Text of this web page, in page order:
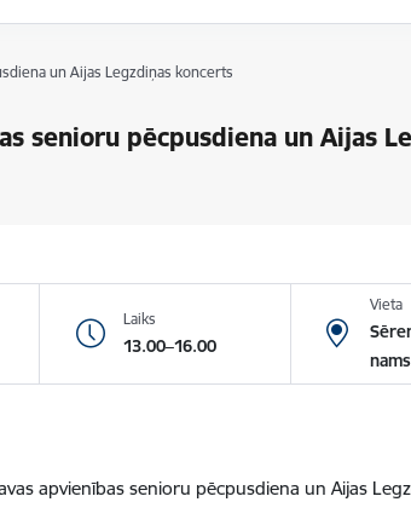
un Aijas Legzdiņas koncerts
senioru pēcpusdiena un Aijas
Laiks
13.00–16.00
Vieta
nams
apvienības senioru pēcpusdiena un Aijas